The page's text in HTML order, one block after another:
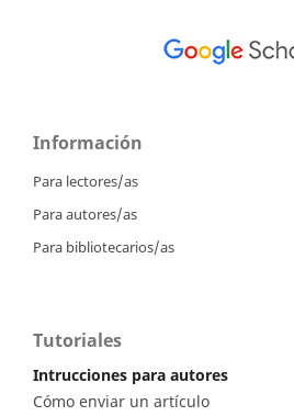
Información
Para lectores/as
Para autores/as
Para bibliotecarios/as
Tutoriales
Intrucciones para autores
Cómo enviar un artículo